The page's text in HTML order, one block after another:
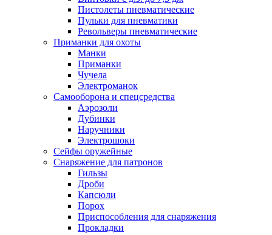
Пистолеты пневматические
Пульки для пневматики
Револьверы пневматические
Приманки для охоты
Манки
Приманки
Чучела
Электроманок
Самооборона и спецсредства
Аэрозоли
Дубинки
Наручники
Электрошоки
Сейфы оружейные
Снаряжение для патронов
Гильзы
Дроби
Капсюли
Порох
Приспособления для снаряжения
Прокладки